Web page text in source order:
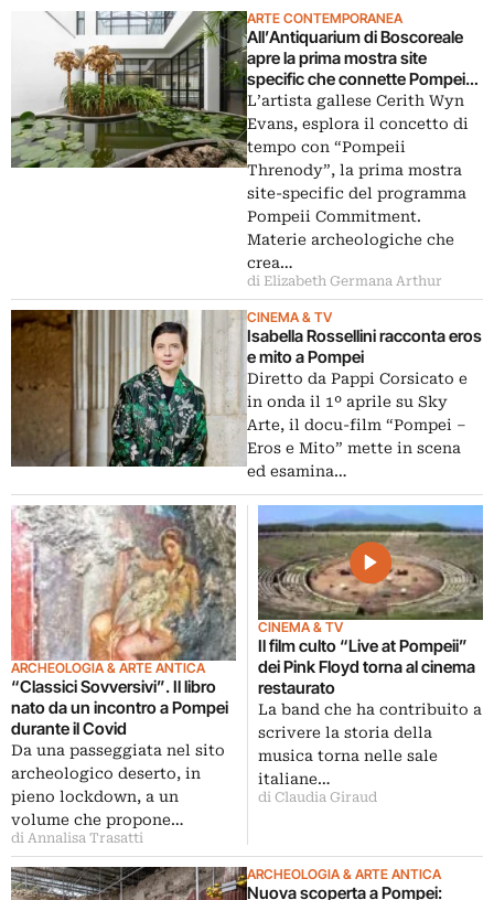
ARTE CONTEMPORANEA
All’Antiquarium di Boscoreale
apre la prima mostra site
specific che connette Pompei
all’arte contemporanea
L’artista gallese Cerith Wyn
Evans, esplora il concetto di
tempo con “Pompeii
Threnody”, la prima mostra
site-specific del programma
Pompeii Commitment.
Materie archeologiche che
crea…
di Elizabeth Germana Arthur
CINEMA & TV
Isabella Rossellini racconta eros
e mito a Pompei
Diretto da Pappi Corsicato e
in onda il 1º aprile su Sky
Arte, il docu-film “Pompei –
Eros e Mito” mette in scena
ed esamina…
ARCHEOLOGIA & ARTE ANTICA
“Classici Sovversivi”. Il libro
nato da un incontro a Pompei
durante il Covid
Da una passeggiata nel sito
archeologico deserto, in
pieno lockdown, a un
volume che propone…
di Annalisa Trasatti
CINEMA & TV
Il film culto “Live at Pompeii”
dei Pink Floyd torna al cinema
restaurato
La band che ha contribuito a
scrivere la storia della
musica torna nelle sale
italiane…
di Claudia Giraud
ARCHEOLOGIA & ARTE ANTICA
Nuova scoperta a Pompei: